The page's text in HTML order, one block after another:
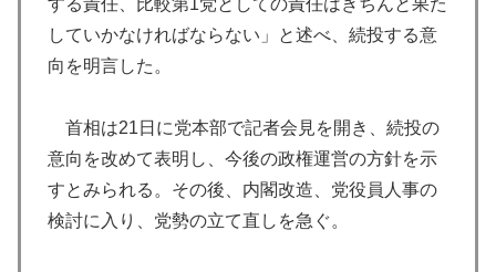
する責任、比較第1党としての責任はきちんと果た
していかなければならない」と述べ、続投する意
向を明言した。
首相は21日に党本部で記者会見を開き、続投の
意向を改めて表明し、今後の政権運営の方針を示
すとみられる。その後、内閣改造、党役員人事の
検討に入り、党勢の立て直しを急ぐ。